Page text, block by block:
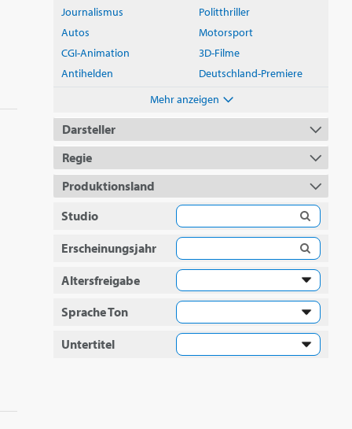
Journalismus
Politthriller
Autos
Motorsport
CGI-Animation
3D-Filme
Antihelden
Deutschland-Premiere
Mehr anzeigen
Darsteller
Regie
Produktionsland
Studio
Erscheinungsjahr
Altersfreigabe
Sprache Ton
Untertitel